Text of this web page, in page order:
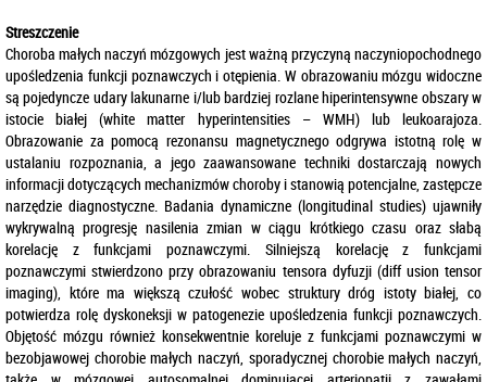
Streszczenie
Choroba małych naczyń mózgowych jest ważną przyczyną naczyniopochodnego
upośledzenia funkcji poznawczych i otępienia. W obrazowaniu mózgu widoczne
są pojedyncze udary lakunarne i/lub bardziej rozlane hiperintensywne obszary w
istocie białej (white matter hyperintensities – WMH) lub leukoarajoza.
Obrazowanie za pomocą rezonansu magnetycznego odgrywa istotną rolę w
ustalaniu rozpoznania, a jego zaawansowane techniki dostarczają nowych
informacji dotyczących mechanizmów choroby i stanowią potencjalne, zastępcze
narzędzie diagnostyczne. Badania dynamiczne (longitudinal studies) ujawniły
wykrywalną progresję nasilenia zmian w ciągu krótkiego czasu oraz słabą
korelację z funkcjami poznawczymi. Silniejszą korelację z funkcjami
poznawczymi stwierdzono przy obrazowaniu tensora dyfuzji (diff usion tensor
imaging), które ma większą czułość wobec struktury dróg istoty białej, co
potwierdza rolę dyskoneksji w patogenezie upośledzenia funkcji poznawczych.
Objętość mózgu również konsekwentnie koreluje z funkcjami poznawczymi w
bezobjawowej chorobie małych naczyń, sporadycznej chorobie małych naczyń,